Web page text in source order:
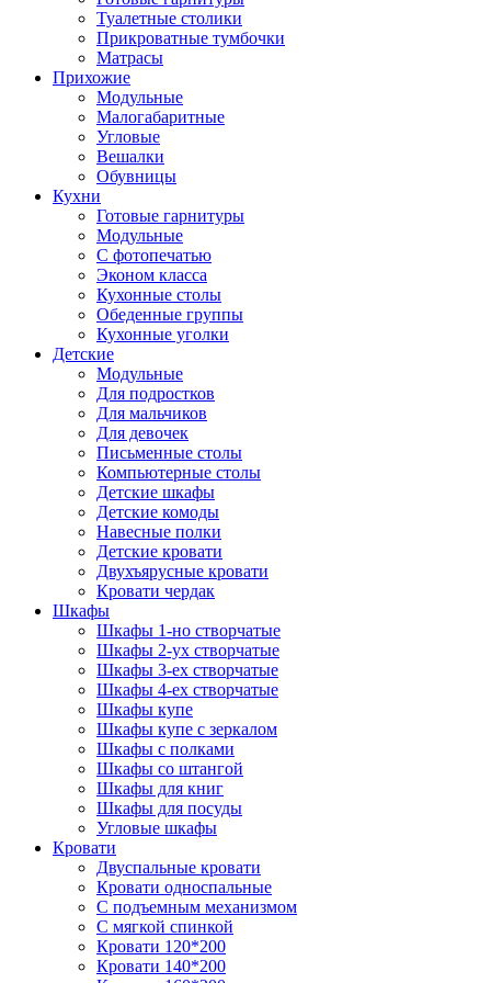
Туалетные столики
Прикроватные тумбочки
Матрасы
Прихожие
Модульные
Малогабаритные
Угловые
Вешалки
Обувницы
Кухни
Готовые гарнитуры
Модульные
С фотопечатью
Эконом класса
Кухонные столы
Обеденные группы
Кухонные уголки
Детские
Модульные
Для подростков
Для мальчиков
Для девочек
Письменные столы
Компьютерные столы
Детские шкафы
Детские комоды
Навесные полки
Детские кровати
Двухъярусные кровати
Кровати чердак
Шкафы
Шкафы 1-но створчатые
Шкафы 2-ух створчатые
Шкафы 3-ех створчатые
Шкафы 4-ех створчатые
Шкафы купе
Шкафы купе с зеркалом
Шкафы с полками
Шкафы со штангой
Шкафы для книг
Шкафы для посуды
Угловые шкафы
Кровати
Двуспальные кровати
Кровати односпальные
С подъемным механизмом
С мягкой спинкой
Кровати 120*200
Кровати 140*200